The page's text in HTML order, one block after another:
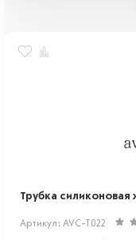
Трубка
Артикул: AVC-T022